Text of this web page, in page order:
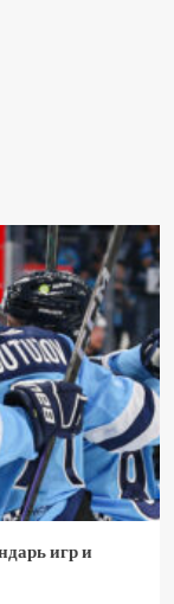
игр и